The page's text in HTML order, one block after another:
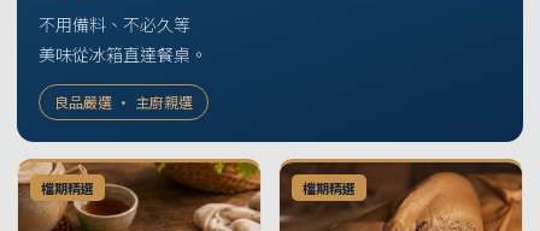
不用備料、不必久等
美味從冰箱直達餐桌。
良品嚴選 · 主廚親選
檔期精選 檔期精選